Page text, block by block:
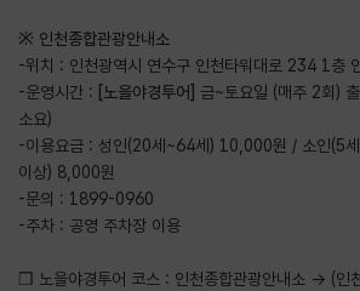
※ 인천종합관광안내소
-위치 : 인천광역시 연수구 인천타워대로 234 1층
-운영시간 :
[노을야경투어] 금~토요일 (매주 2회)
소요)
-이용요금 : 성인(20세~64세) 10,000원 / 소인(5세
이상) 8,000원
-문의 : 1899-0960
-주차 : 공영 주차장 이용
❒ 노을야경투어 코스 : 인천종합관광안내소 → (인